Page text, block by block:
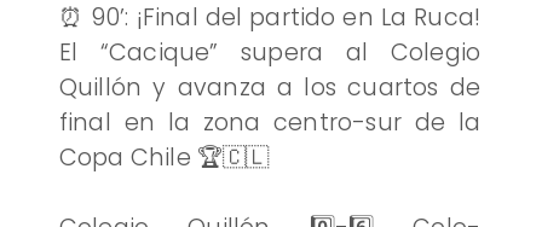
⏰ 90’: ¡Final del partido en La Ruca!
El “Cacique” supera al Colegio
Quillón y avanza a los cuartos de
final en la zona centro-sur de la
Copa Chile 🏆🇨🇱